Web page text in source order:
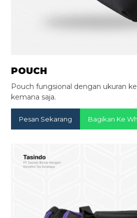
POUCH
Pouch fungsional dengan ukuran
kemana saja.
Pesan Sekarang Bagikan Ke